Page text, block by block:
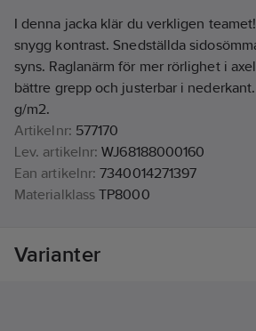
I denna jacka klär du verkligen
snygg kontrast. Snedställda
syns. Raglanärm för mer rörlighet i
bättre grepp och justerbar i
g/m2.
Artikelnr: 577170
Lev. artikelnr: WJ68188000160
Ean artikelnr: 7340014271397
Materialklass TP8000
Varianter